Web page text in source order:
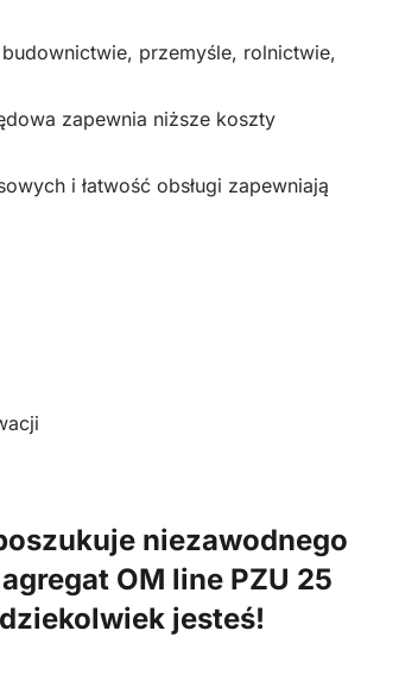
przemyśle, rolnictwie,
zapewnia niższe koszty
i łatwość obsługi zapewniają
niezawodnego
OM line PZU 25
jesteś!